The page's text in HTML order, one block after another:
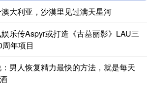
大利亚，沙漠里见过满天星河
乐传Aspyr或打造《古墓丽影》LAU三
年项目
男人恢复精力最快的方法，就是每天